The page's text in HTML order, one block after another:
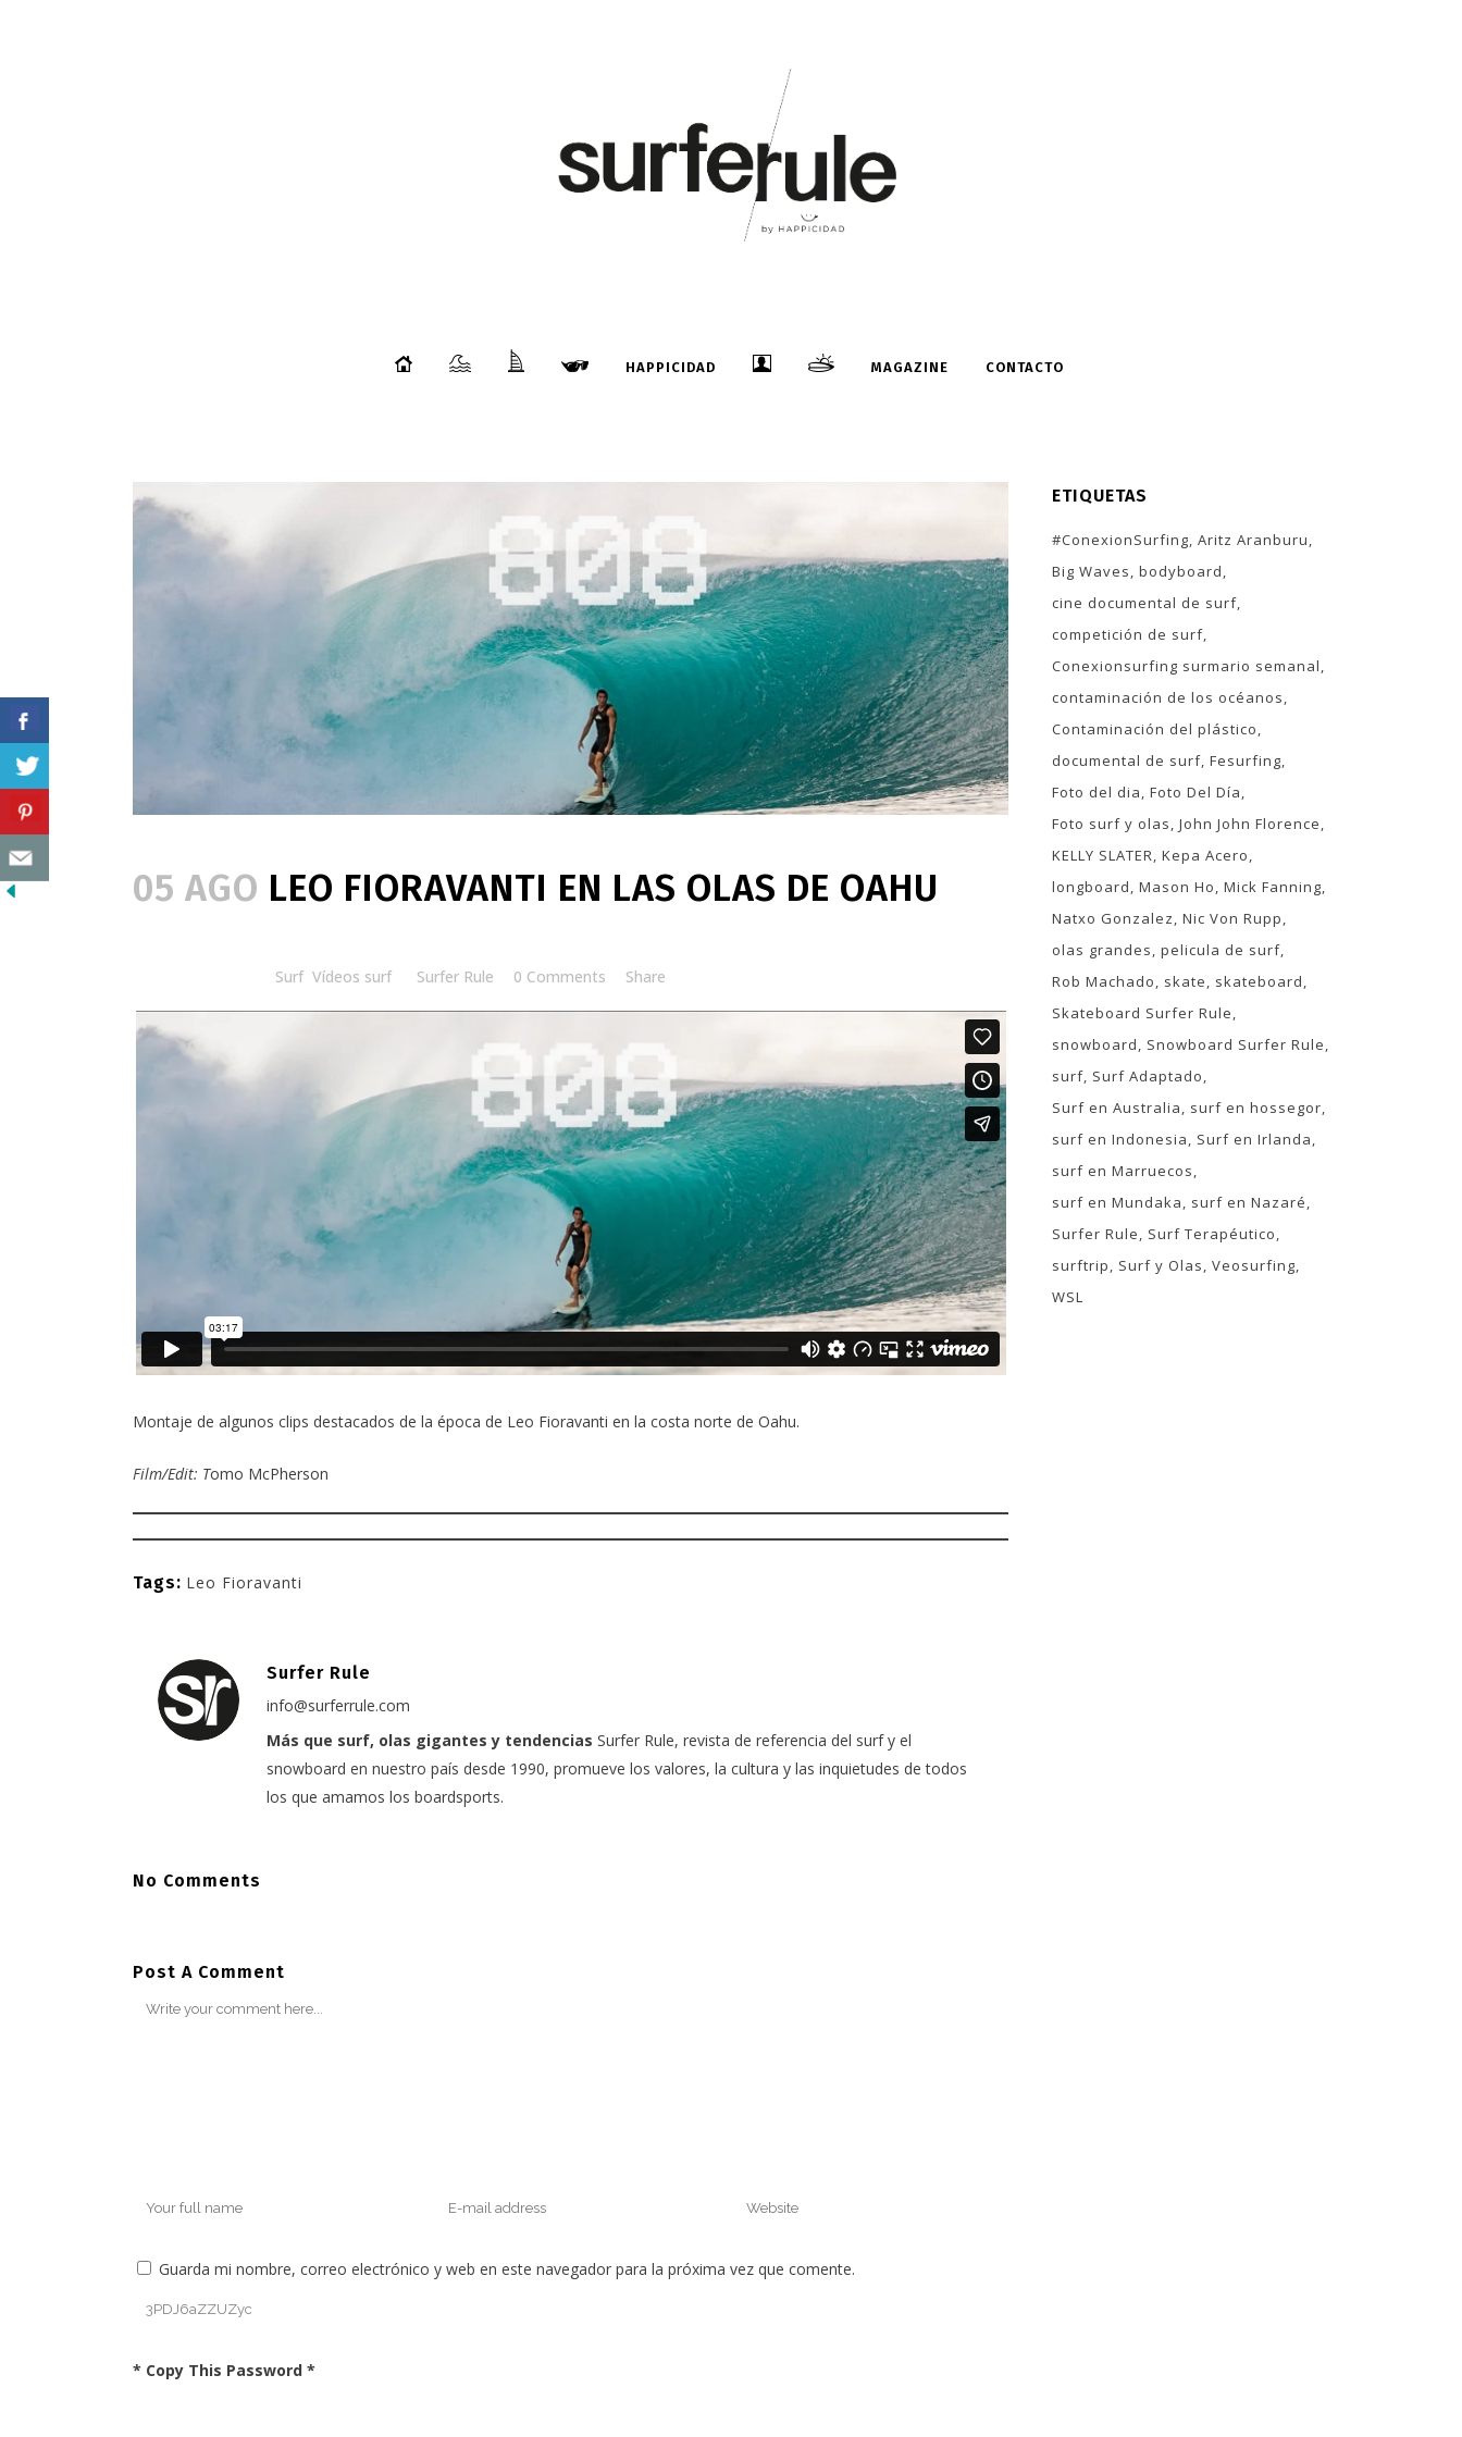
HAPPICIDAD MAGAZINE CONTACTO
05 AGO LEO FIORAVANTI EN LAS OLAS DE OAHU
Surf Vídeos surf Surfer Rule 0 Comments Share
Montaje de algunos clips destacados de la época de Leo Fioravanti en la costa norte de Oahu.
Film/Edit: Tomo McPherson
Tags: Leo Fioravanti
Surfer Rule
info@surferrule.com
Más que surf, olas gigantes y tendencias Surfer Rule, revista de referencia del surf y el
snowboard en nuestro país desde 1990, promueve los valores, la cultura y las inquietudes de todos
los que amamos los boardsports.
No Comments
Post A Comment
Guarda mi nombre, correo electrónico y web en este navegador para la próxima vez que comente.
* Copy This Password *
ETIQUETAS
#ConexionSurfing Aritz Aranburu
Big Waves bodyboard
cine documental de surf
competición de surf
Conexionsurfing surmario semanal
contaminación de los océanos
Contaminación del plástico
documental de surf Fesurfing
Foto del dia Foto Del Día
Foto surf y olas John John Florence
KELLY SLATER Kepa Acero
longboard Mason Ho Mick Fanning
Natxo Gonzalez Nic Von Rupp
olas grandes pelicula de surf
Rob Machado
skate
skateboard
Skateboard Surfer Rule
snowboard
Snowboard Surfer Rule
surf Surf Adaptado
Surf en Australia
surf en hossegor
surf en Indonesia
Surf en Irlanda
surf en Marruecos
surf en Mundaka
surf en Nazaré
Surfer Rule
Surf Terapéutico
surftrip
Surf y Olas Veosurfing
WSL